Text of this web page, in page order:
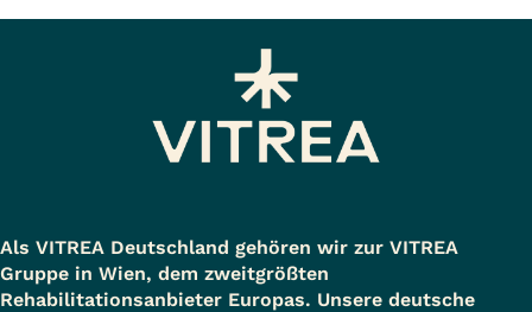
Als VITREA Deutschland gehören wir zur VITREA
Gruppe in Wien, dem zweitgrößten
Rehabilitationsanbieter Europas. Unsere deutsche